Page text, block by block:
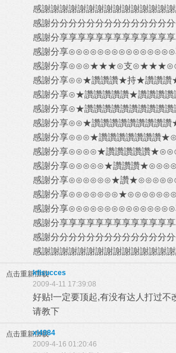
感謝謝謝謝謝謝謝謝謝謝謝謝謝謝
感謝分分分分分分分分分分分分分
感謝分享享享享享享享享享享享享
感謝分享⊙⊙⊙⊙⊙⊙⊙⊙⊙⊙⊙⊙⊙⊙⊙
感謝分享⊙⊙⊙★★★⊙支
感謝分享⊙⊙★讚讚讚★持★讚讚讚
感謝分享⊙★讚讚讚讚讚★讚讚讚
感謝分享⊙★讚讚讚讚讚讚讚讚讚
感謝分享⊙⊙★讚讚讚讚讚讚讚讚
感謝分享⊙⊙⊙★讚讚讚讚讚讚讚
感謝分享⊙⊙⊙⊙★讚讚讚讚讚
感謝分享⊙⊙⊙⊙⊙★讚讚讚
感謝分享⊙⊙⊙⊙⊙⊙★讚★⊙⊙⊙⊙⊙⊙
感謝分享⊙⊙⊙⊙⊙⊙⊙★⊙⊙⊙⊙⊙⊙⊙
感謝分享⊙⊙⊙⊙⊙⊙⊙⊙⊙⊙⊙⊙⊙⊙⊙
感謝分享享享享享享享享享享享享
感謝分分分分分分分分分分分分分
感謝謝謝謝謝謝謝謝謝謝謝謝謝謝
点击重新加载kflsucces
2009-4-11 17:39:08
好贴!一定要顶起,有没有达人打过不
请教下
点击重新加载
xl4984
2009-4-16 01:20:46